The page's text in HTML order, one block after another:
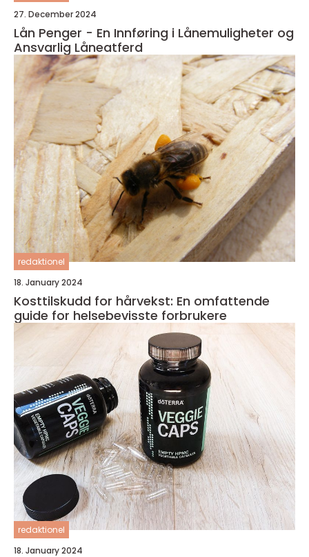
27. December 2024
Lån Penger - En Innføring i Lånemuligheter og
Ansvarlig Låneatferd
redaktionel
18. January 2024
Kosttilskudd for hårvekst: En omfattende
guide for helsebevisste forbrukere
redaktionel
18. January 2024